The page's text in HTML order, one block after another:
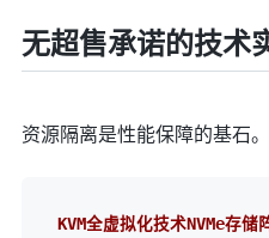
无超售承诺的技术
资源隔离是性能保障的基石
KVM全虚拟化技术NVMe存